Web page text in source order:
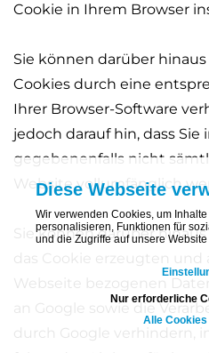
Cookie in Ihrem Browser
Sie können darüber
Cookies durch eine
Ihrer Browser-Software
jedoch darauf hin, dass Sie
gegebenenfalls nicht
Website vollumfänglich
Sie können darüber
das Cookie erzeugten und
Webseite bezogenen
an Google sowie die
durch Google verhindern,
Diese Webseite
Wir verwenden Cookies, um
personalisieren, Funktionen für
und die Zugriffe auf unsere
Nur erforderliche
Alle